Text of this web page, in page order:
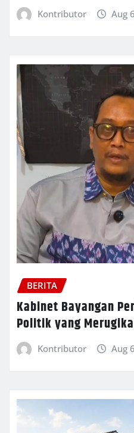
Kontributor Aug
BERITA
Kabinet Bayangan
Politik yang
Kontributor Aug